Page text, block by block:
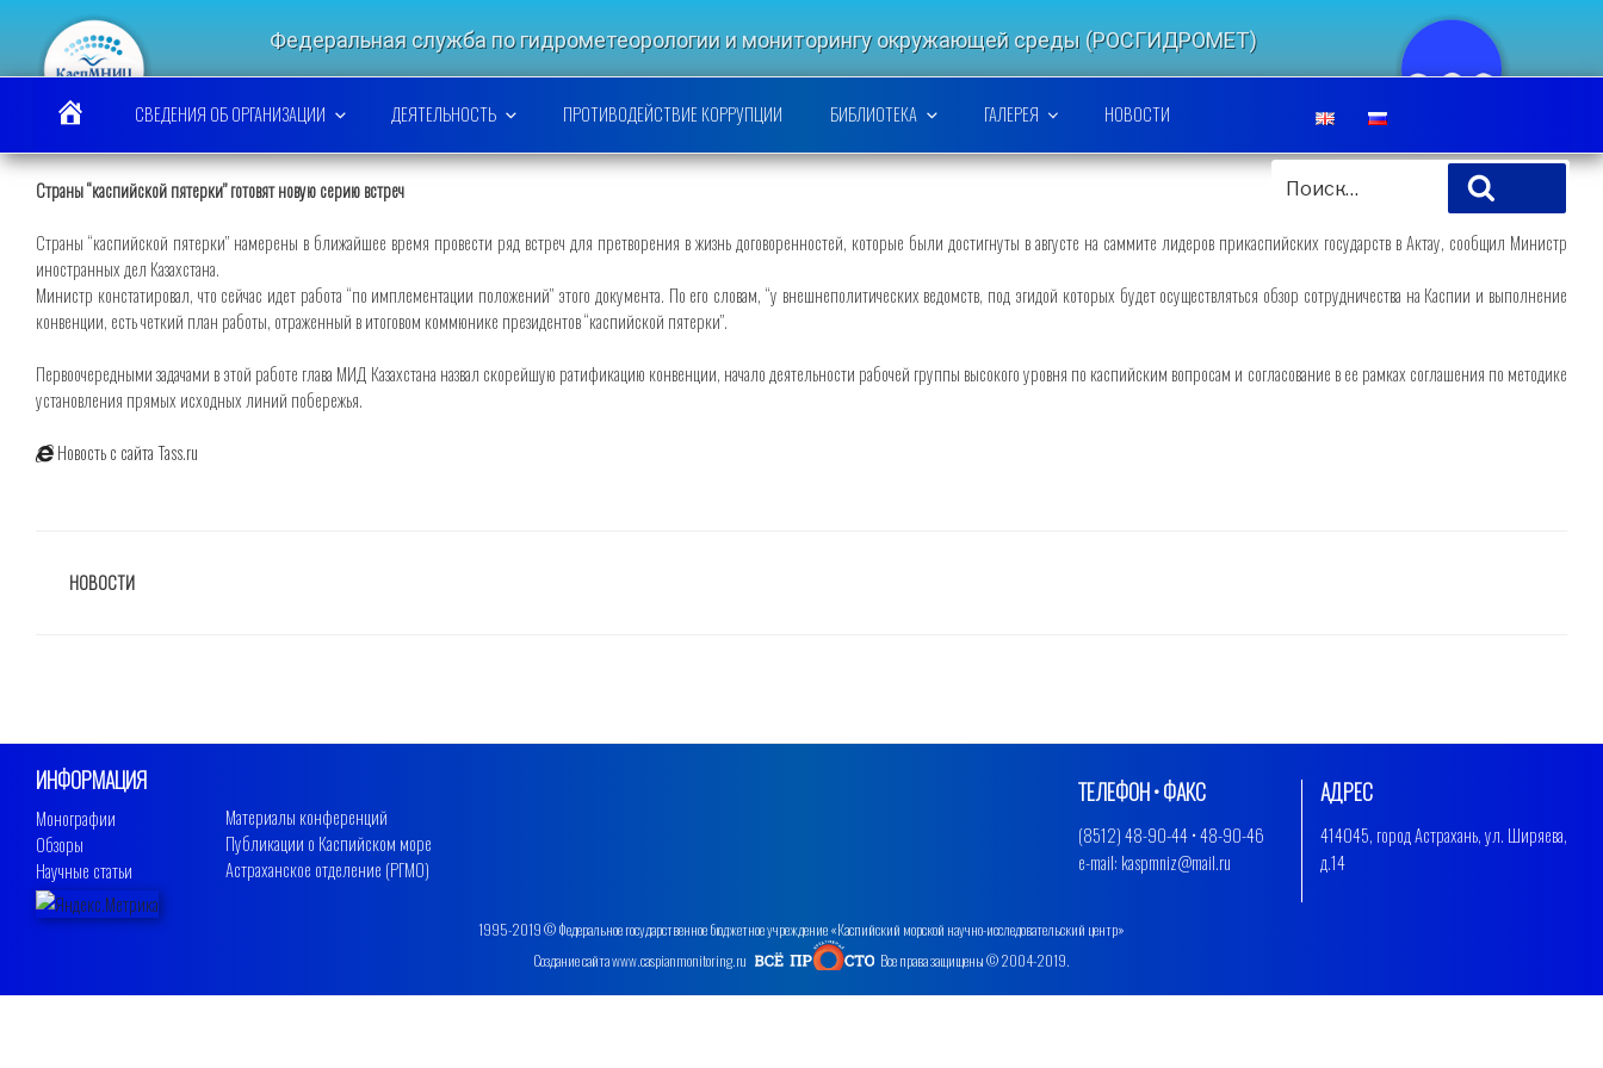
содержимому
Федеральная служба по гидрометеорологии и мониторингу окружающей среды (РОСГИДРОМЕТ)
КАСПИЙСКИЙ МОРСКОЙ НАУЧНО-ИССЛЕДОВАТЕЛЬСКИЙ ЦЕНТР
СВЕДЕНИЯ ОБ ОРГАНИЗАЦИИ ДЕЯТЕЛЬНОСТЬ ПРОТИВОДЕЙСТВИЕ КОРРУПЦИИ БИБЛИОТЕКА ГАЛЕРЕЯ НОВОСТИ
ИСКАТЬ:
Страны “каспийской пятерки” готовят новую серию встреч
Страны “каспийской пятерки” намерены в ближайшее время провести ряд встреч для претворения в жизнь договоренностей, которые были достигнуты в августе на саммите лидеров прикаспийских государств в Актау, сообщил Министр
иностранных дел Казахстана.
Министр констатировал, что сейчас идет работа “по имплементации положений” этого документа. По его словам, “у внешнеполитических ведомств, под эгидой которых будет осуществляться обзор сотрудничества на Каспии и выполнение
конвенции, есть четкий план работы, отраженный в итоговом коммюнике президентов “каспийской пятерки”.
Первоочередными задачами в этой работе глава МИД Казахстана назвал скорейшую ратификацию конвенции, начало деятельности рабочей группы высокого уровня по каспийским вопросам и согласование в ее рамках соглашения по методике
установления прямых исходных линий побережья.
Новость с сайта Tass.ru
РУБРИКИ
НОВОСТИ
ИНФОРМАЦИЯ
Монографии
Обзоры
Научные статьи
Материалы конференций
Публикации о Каспийском море
Астраханское отделение (РГМО)
АДРЕС
414045, город Астрахань, ул. Ширяева,
д.14
ТЕЛЕФОН • ФАКС
(8512) 48-90-44 • 48-90-46
e-mail: kaspmniz@mail.ru
1995-2019 © Федеральное государственное бюджетное учреждение «Каспийский морской научно-исследовательский центр»
Создание сайта www.caspianmonitoring.ru
Все права защищены © 2004-2019.